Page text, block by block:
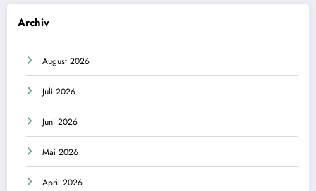
Archiv
August 2026
Juli 2026
Juni 2026
Mai 2026
April 2026